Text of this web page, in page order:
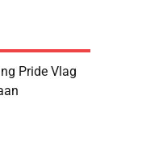
Pride Vlag